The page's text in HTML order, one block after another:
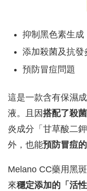
抑制黑色素生成
添加殺菌及抗發
預防冒痘問題
這是一款含有保濕
液。且因搭配了殺
炎成分「甘草酸二
外，也能預防冒痘
Melano CC藥用黑
來穩定添加的「活